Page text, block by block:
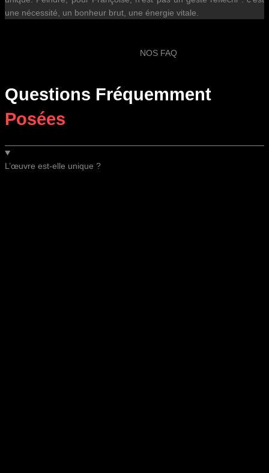
une nécessité, un bonheur brut, une énergie vitale.
NOS FAQ
Questions Fréquemment
Posées
L’œuvre est-elle unique ?